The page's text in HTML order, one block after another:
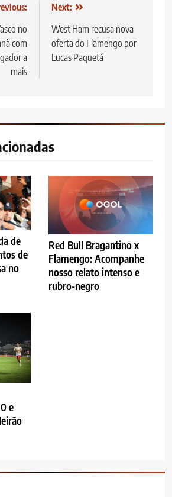
no
com
a
mais
Next:
West Ham recusa nova
oferta do Flamengo por
Lucas Paquetá
de
de
no
Red Bull Bragantino x
Flamengo: Acompanhe
nosso relato intenso e
rubro-negro
e